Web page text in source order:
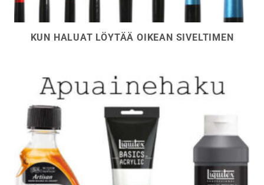
KUN HALUAT LÖYTÄÄ OIKEAN SIVELTIMEN